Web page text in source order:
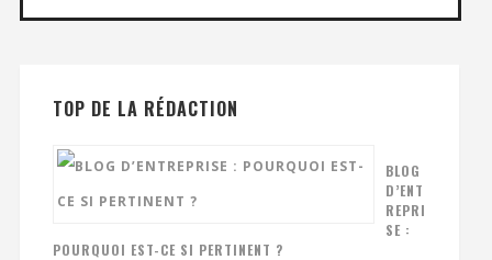
TOP DE LA RÉDACTION
BLOG
D’ENT
REPRI
SE :
POURQUOI EST-CE SI PERTINENT ?